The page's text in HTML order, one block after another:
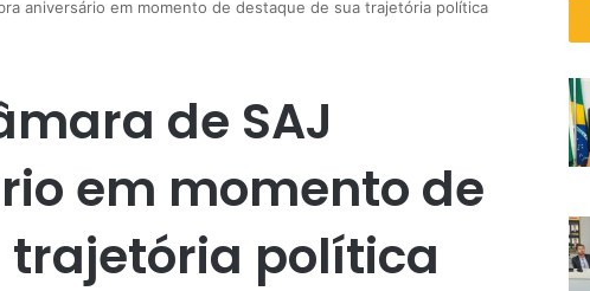
aniversário em momento de destaque de sua trajetória política
de SAJ
em momento de
política